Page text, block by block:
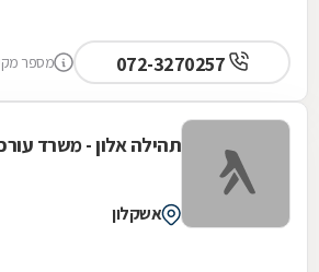
מספר
תהילה אלון - משרד
אשקלון